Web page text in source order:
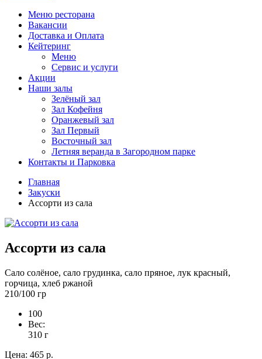
Меню ресторана
Вакансии
Доставка и Оплата
Кейтеринг
Меню
Сервис и услуги
Акции
Наши залы
Зелёный зал
Зал Кофейня
Оранжевый зал
Зал Первый
Восточный зал
Летняя веранда в Загородном парке
Контакты и Парковка
Главная
Закуски
Ассорти из сала
Ассорти из сала
Сало солёное, сало грудинка, сало пряное, лук красный,
горчица, хлеб ржаной
210/100 гр
100
Вес:
310 г
Цена: 465 р.